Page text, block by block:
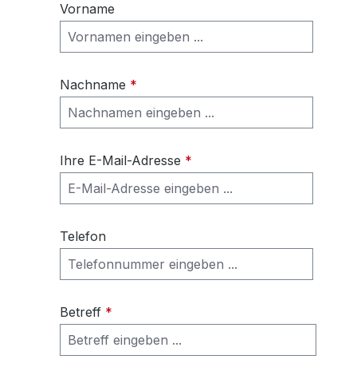
Vorname
Nachname *
Ihre E-Mail-Adresse *
Telefon
Betreff *